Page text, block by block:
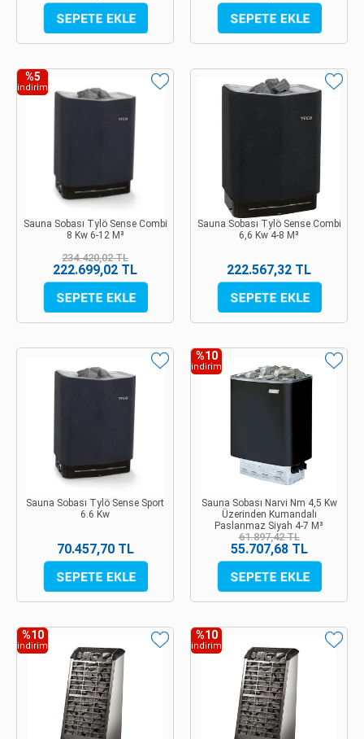
%5
indirim
Sauna Sobası Tylö Sense Combi
8 Kw 6-12 M³
234.420,02 TL
222.699,02 TL
Sauna Sobası Tylö Sense Combi
6,6 Kw 4-8 M³
222.567,32 TL
Sauna Sobası Tylö Sense Sport
6.6 Kw
70.457,70 TL
%10
indirim
Sauna Sobası Narvi Nm 4,5 Kw
Üzerinden Kumandalı
Paslanmaz Siyah 4-7 M³
61.897,42 TL
55.707,68 TL
%10
indirim
%10
indirim